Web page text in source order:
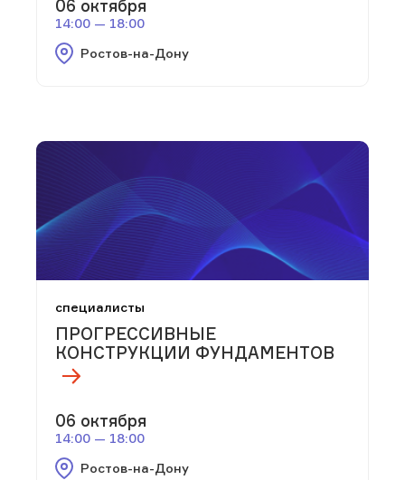
06 октября
14:00 — 18:00
Ростов-на-Дону
специалисты
ПРОГРЕССИВНЫЕ
КОНСТРУКЦИИ ФУНДАМЕНТОВ
06 октября
14:00 — 18:00
Ростов-на-Дону